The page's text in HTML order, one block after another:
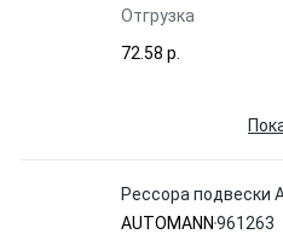
Отгрузка
72.58 p.
Рессора подвески
AUTOMANN 961263